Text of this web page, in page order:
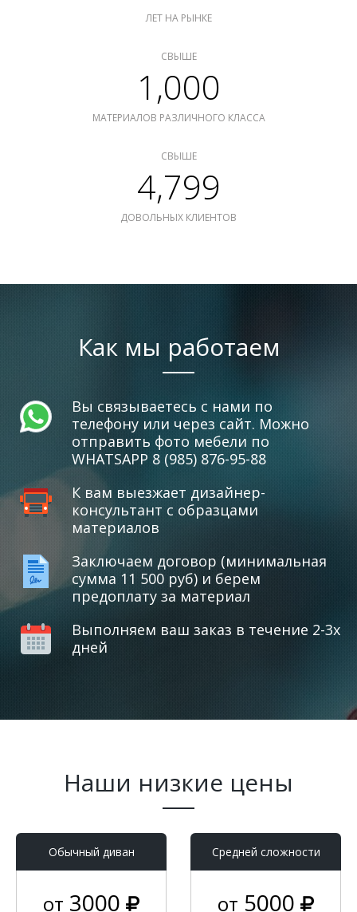
ЛЕТ НА РЫНКЕ
СВЫШЕ
1,000
МАТЕРИАЛОВ РАЗЛИЧНОГО КЛАССА
СВЫШЕ
4,799
ДОВОЛЬНЫХ КЛИЕНТОВ
Как мы работаем
Вы связываетесь с нами по
телефону или через сайт. Можно
отправить фото мебели по
WHATSAPP 8 (985) 876-95-88
К вам выезжает дизайнер-
консультант с образцами
материалов
Заключаем договор (минимальная
сумма 11 500 руб) и берем
предоплату за материал
Выполняем ваш заказ в течение 2-3х
дней
Наши низкие цены
Обычный диван
от 3000
Средней сложности
от 5000